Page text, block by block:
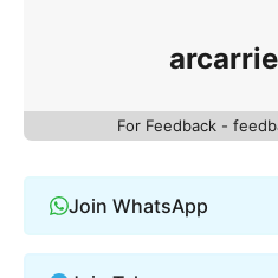
For Feedback -
Join WhatsApp